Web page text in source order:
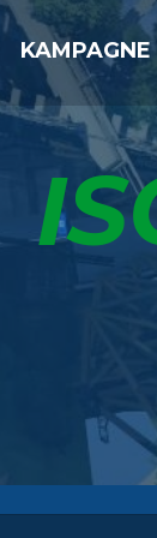
KAMPAGNE